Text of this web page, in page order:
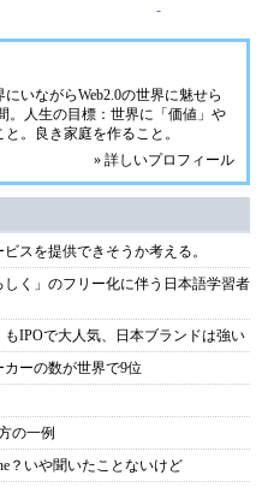
-
いながらWeb2.0の世界に魅せら
。人生の目標：世界に「価値」や
と。良き家庭を作ること。
» 詳しいプロフィール
スを提供できそうか考える。
しく」のフリー化に伴う日本語学習者
もIPOで大人気、日本ブランドは強い
カーの数が世界で9位
の一例
？いや聞いたことないけど